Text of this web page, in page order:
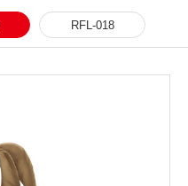
ト
内
検
索
開
RFL-018